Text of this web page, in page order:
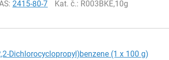
2415-80-7 Kat. č.: R003BKE,10g
Dichlorocyclopropyl)benzene (1 x 100 g)